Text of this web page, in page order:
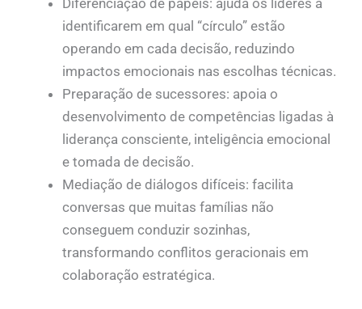
identificarem em qual “círculo” estão
operando em cada decisão, reduzindo
impactos emocionais nas escolhas técnicas.
Preparação de sucessores: apoia o
desenvolvimento de competências ligadas à
liderança consciente, inteligência emocional
e tomada de decisão.
Mediação de diálogos difíceis: facilita
conversas que muitas famílias não
conseguem conduzir sozinhas,
transformando conflitos geracionais em
colaboração estratégica.